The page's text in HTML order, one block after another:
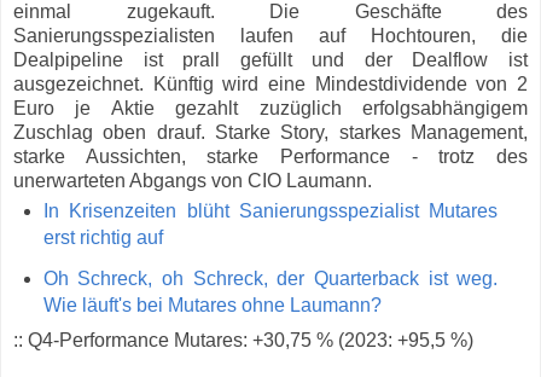
einmal zugekauft. Die Geschäfte des
Sanierungsspezialisten laufen auf Hochtouren, die
Dealpipeline ist prall gefüllt und der Dealflow ist
ausgezeichnet. Künftig wird eine Mindestdividende von 2
Euro je Aktie gezahlt zuzüglich erfolgsabhängigem
Zuschlag oben drauf. Starke Story, starkes Management,
starke Aussichten, starke Performance - trotz des
unerwarteten Abgangs von CIO Laumann.
In Krisenzeiten blüht Sanierungsspezialist Mutares
erst richtig auf
Oh Schreck, oh Schreck, der Quarterback ist weg.
Wie läuft's bei Mutares ohne Laumann?
:: Q4-Performance Mutares: +30,75 % (2023: +95,5 %)